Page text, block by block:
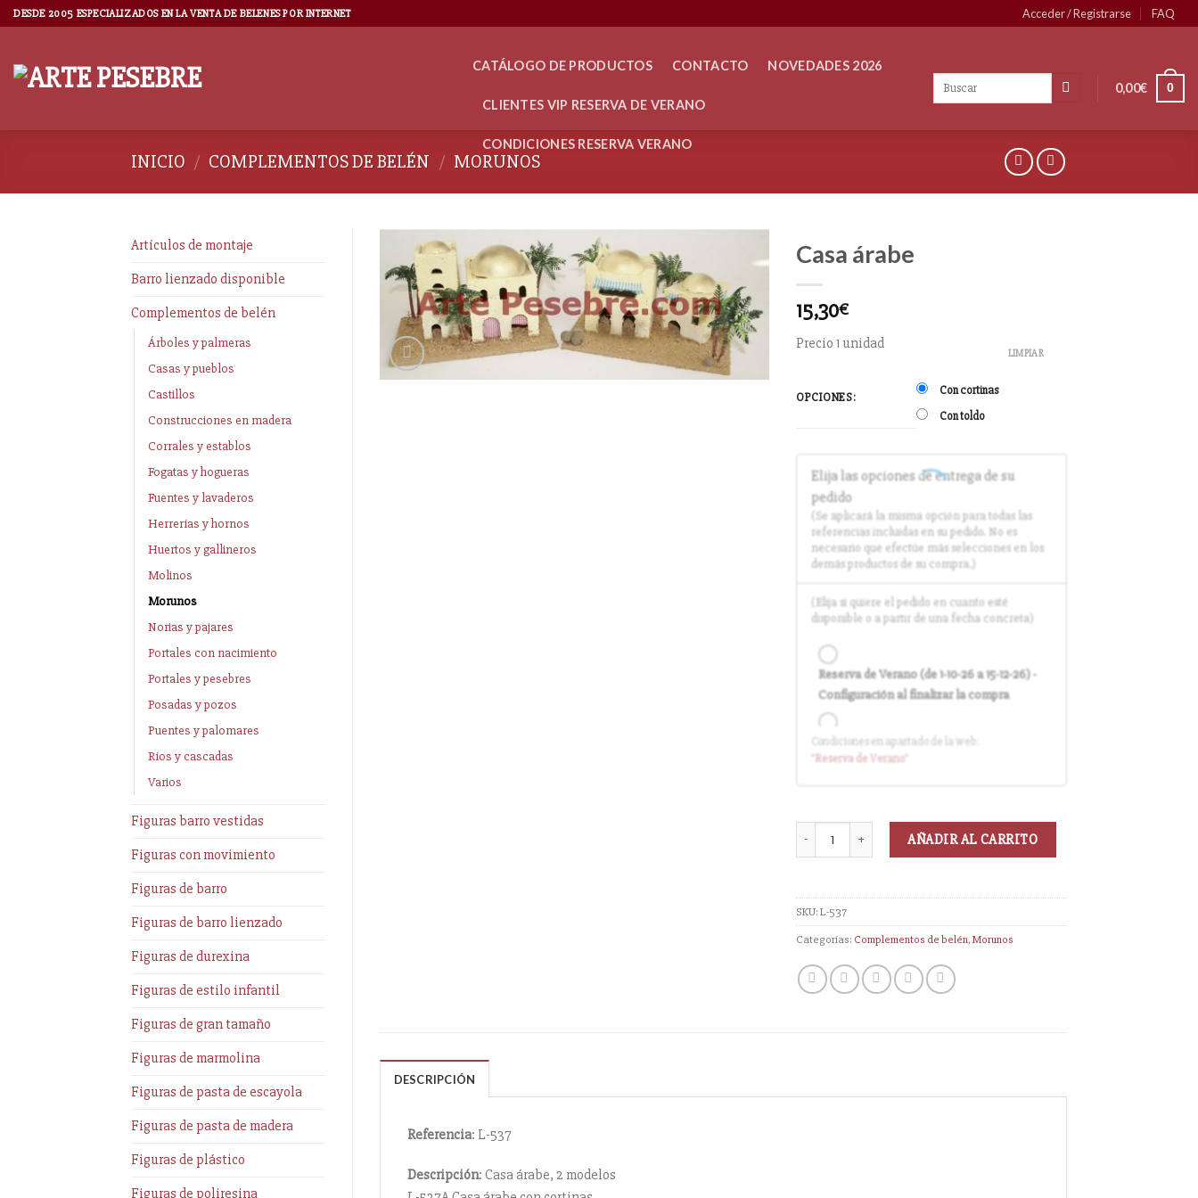
DESDE 2005 ESPECIALIZADOS EN LA VENTA DE BELENES POR INTERNET Acceder / Registrarse FAQ
CATÁLOGO DE PRODUCTOS CONTACTO NOVEDADES 2026
CLIENTES VIP RESERVA DE VERANO
CONDICIONES RESERVA VERANO
0,00€ 0
INICIO / COMPLEMENTOS DE BELÉN / MORUNOS
Artículos de montaje
Barro lienzado disponible
Complementos de belén
Árboles y palmeras
Casas y pueblos
Castillos
Construcciones en madera
Corrales y establos
Fogatas y hogueras
Fuentes y lavaderos
Herrerías y hornos
Huertos y gallineros
Molinos
Morunos
Norias y pajares
Portales con nacimiento
Portales y pesebres
Posadas y pozos
Puentes y palomares
Ríos y cascadas
Varios
Figuras barro vestidas
Figuras con movimiento
Figuras de barro
Figuras de barro lienzado
Figuras de durexina
Figuras de estilo infantil
Figuras de gran tamaño
Figuras de marmolina
Figuras de pasta de escayola
Figuras de pasta de madera
Figuras de plástico
Figuras de poliresina
Casa árabe
15,30€
Precio 1 unidad
OPCIONES:
Con cortinas
Con toldo
LIMPIAR
Elija las opciones de entrega de su
pedido
(Se aplicará la misma opción para todas las
referencias incluidas en su pedido. No es
necesario que efectúe más selecciones en los
demás productos de su compra.)
(Elija si quiere el pedido en cuanto esté
disponible o a partir de una fecha concreta)
Reserva de Verano (de 1-10-26 a 15-12-26) -
Configuración al finalizar la compra
Entrega en cuanto el pedido esté
disponible (sin descuento)
Condiciones en apartado de la web:
"Reservade Verano"
AÑADIR AL CARRITO
SKU:L-537
Categorías: Complementos de belén,Morunos
DESCRIPCIÓN
Referencia: L-537
Descripción: Casa árabe, 2 modelos